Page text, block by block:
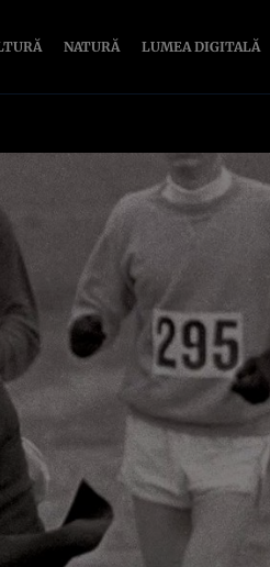
NATURĂ LUMEA DIGITALĂ